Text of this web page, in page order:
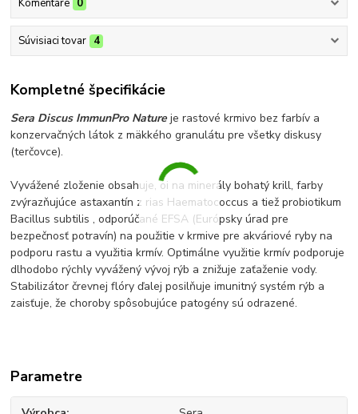
Komentáre 0
Súvisiaci tovar 4
Kompletné špecifikácie
Sera Discus ImmunPro Natureje rastové krmivo bez farbív a
konzervačných látok z mäkkého granulátu pre všetky diskusy
(terčovce).
Vyvážené zloženie obsahuje, oi na minerály bohatý krill, farby
zvýrazňujúce astaxantín z rias Haematococcus a tiež probiotikum
Bacillus subtilis , odporúčané EFSA (Európsky úrad pre
bezpečnosť potravín) na použitie v krmive pre akváriové ryby na
podporu rastu a využitia krmív. Optimálne využitie krmív podporuje
dlhodobo rýchly vyvážený vývoj rýb a znižuje zaťaženie vody.
Stabilizátor črevnej flóry ďalej posilňuje imunitný systém rýb a
zaisťuje, že choroby spôsobujúce patogény sú odrazené.
Parametre